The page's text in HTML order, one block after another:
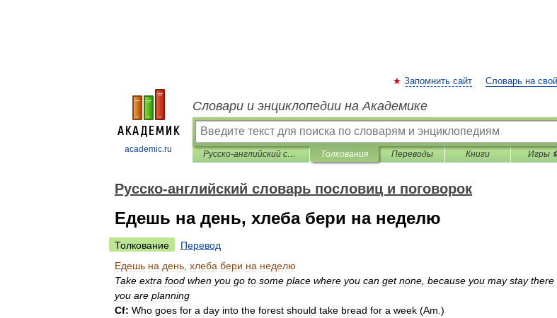
academic.ru
Запомнить сайт Словарь на
Словари и энциклопедии на Академике
Русско-английский словарь пословиц и поговорок Толкования Переводы Книги Игры
Русско-английский словарь пословиц и поговорок
Едешь на день, хлеба бери на неделю
Толкование
Перевод
Едешь на день хлеба бери на неделю
Take extra food when you go to some place where you can get none because you may stay there
you are planning
Cf: Who goes for a day into the forest should take bread for a week (Am )